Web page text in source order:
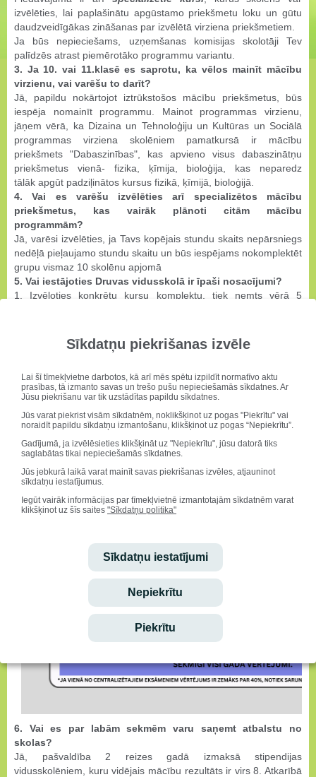
Sīkdatņu piekrišanas izvēle
Lai šī tīmekļvietne darbotos, kā arī mēs spētu izpildīt normatīvo aktu
prasības, tā izmanto savas un trešo pušu nepieciešamās sīkdatnes. Ar
Jūsu piekrišanu var tik uzstādītas papildu sīkdatnes.
Jūs varat piekrist visām sīkdatnēm, noklikšķinot uz pogas "Piekrītu" vai
noraidīt papildu sīkdatņu izmantošanu, klikšķinot uz pogas “Nepiekrītu”.
Gadījumā, ja izvēlēsieties klikšķināt uz "Nepiekrītu", jūsu datorā tiks
saglabātas tikai nepieciešamās sīkdatnes.
Jūs jebkurā laikā varat mainīt savas piekrišanas izvēles, atjauninot
sīkdatņu iestatījumus.
Iegūt vairāk informācijas par tīmekļvietnē izmantotajām sīkdatnēm varat
klikšķinot uz šīs saites "Sīkdatņu politika"
Sīkdatņu iestatījumi
Nepiekrītu
Piekrītu
izvēlēties, lai paplašinātu apgūstamo priekšmetu loku un gūtu
daudzveidīgākas zināšanas par izvēlētā virziena priekšmetiem.
Ja būs nepieciešams, uzņemšanas komisijas skolotāji Tev
palīdzēs atrast piemērotāko programmu variantu.
3. Ja 10. vai 11.klasē es saprotu, ka vēlos mainīt mācību
virzienu, vai varēšu to darīt?
Jā, papildu nokārtojot iztrūkstošos mācību priekšmetus, būs
iespēja nomainīt programmu. Mainot programmas virzienu,
jāņem vērā, ka Dizaina un Tehnoloģiju un Kultūras un Sociālā
programmas virziena skolēniem pamatkursā ir mācību
priekšmets "Dabaszinības", kas apvieno visus dabaszinātņu
priekšmetus vienā- fizika, ķīmija, bioloģija, kas neparedz
tālāk apgūt padziļinātos kursus fizikā, ķīmijā, bioloģijā.
4. Vai es varēšu izvēlēties arī specializētos mācību
priekšmetus, kas vairāk plānoti citām mācību
programmām?
Jā, varēsi izvēlēties, ja Tavs kopējais stundu skaits nepārsniegs
nedēļā pieļaujamo stundu skaitu un būs iespējams nokomplektēt
grupu vismaz 10 skolēnu apjomā
5. Vai iestājoties Druvas vidusskolā ir īpaši nosacījumi?
1. Izvēloties konkrētu kursu komplektu, tiek ņemts vērā 5
2.Visos mācību priekšmetos gada vērtējumam jābūt sekmīgam.
3. Centralizētajos eksāmenos iegūtajiem vērtējumiem jābūt
zemāks par 40%, notiek saruna ar skolēnu, administrāciju,
skolēna vecākiem par uzņemšanu Druvas vidusskolā.
6. Vai es par labām sekmēm varu saņemt atbalstu no
skolas?
Jā, pašvaldība 2 reizes gadā izmaksā stipendijas
vidusskolēniem, kuru vidējais mācību rezultāts ir virs 8. Atkarībā